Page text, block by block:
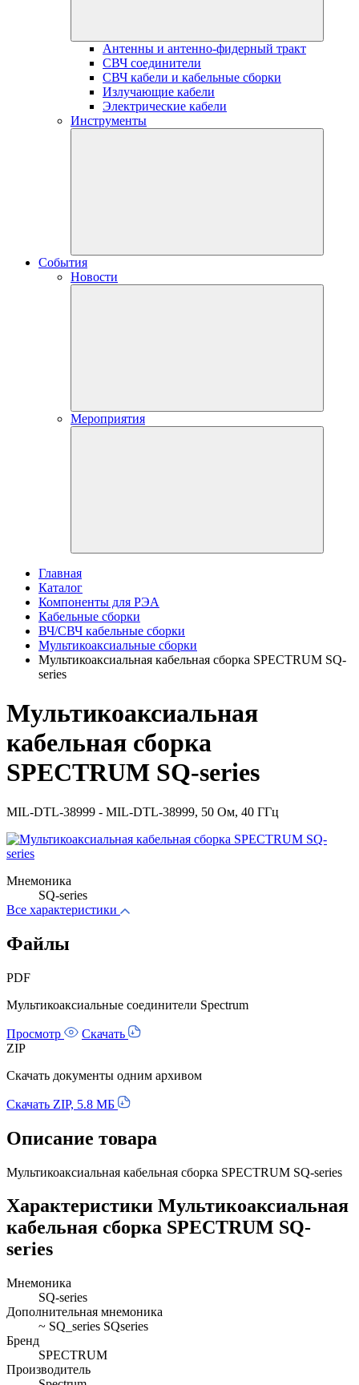
Антенны и антенно-фидерный тракт
СВЧ соединители
СВЧ кабели и кабельные сборки
Излучающие кабели
Электрические кабели
Инструменты
События
Новости
Мероприятия
Главная
Каталог
Компоненты для РЭА
Кабельные сборки
ВЧ/СВЧ кабельные сборки
Мультикоаксиальные сборки
Мультикоаксиальная кабельная сборка SPECTRUM SQ-
series
Мультикоаксиальная
кабельная сборка
SPECTRUM SQ-series
MIL-DTL-38999 - MIL-DTL-38999, 50 Ом, 40 ГГц
Мнемоника
SQ-series
Все характеристики
Файлы
PDF
Мультикоаксиальные соединители Spectrum
Просмотр
Скачать
ZIP
Скачать документы одним архивом
Скачать ZIP, 5.8 МБ
Описание товара
Мультикоаксиальная кабельная сборка SPECTRUM SQ-series
Характеристики Мультикоаксиальная
кабельная сборка SPECTRUM SQ-
series
Мнемоника
SQ-series
Дополнительная мнемоника
~ SQ_series SQseries
Бренд
SPECTRUM
Производитель